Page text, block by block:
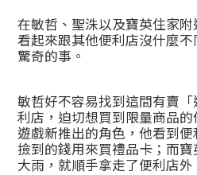
在敏哲、聖洙以及寶英住家
看起來跟其他便利店沒什麼
驚奇的事。
敏哲好不容易找到這間有賣
利店，迫切想買到限量商品
遊戲新推出的角色，他看到
撿到的錢用來買禮品卡；而
大雨，就順手拿走了便利店